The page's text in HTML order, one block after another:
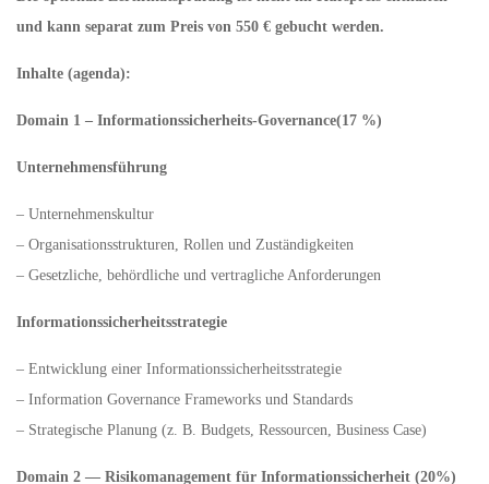
und kann separat zum Preis von 550 € gebucht werden.
Inhalte (agenda):
Domain 1 – Informationssicherheits-Governance(17 %)
Unternehmensführung
– Unternehmenskultur
– Organisationsstrukturen, Rollen und Zuständigkeiten
– Gesetzliche, behördliche und vertragliche Anforderungen
Informationssicherheitsstrategie
– Entwicklung einer Informationssicherheitsstrategie
– Information Governance Frameworks und Standards
– Strategische Planung (z. B. Budgets, Ressourcen, Business Case)
Domain 2 — Risikomanagement für Informationssicherheit (20%)